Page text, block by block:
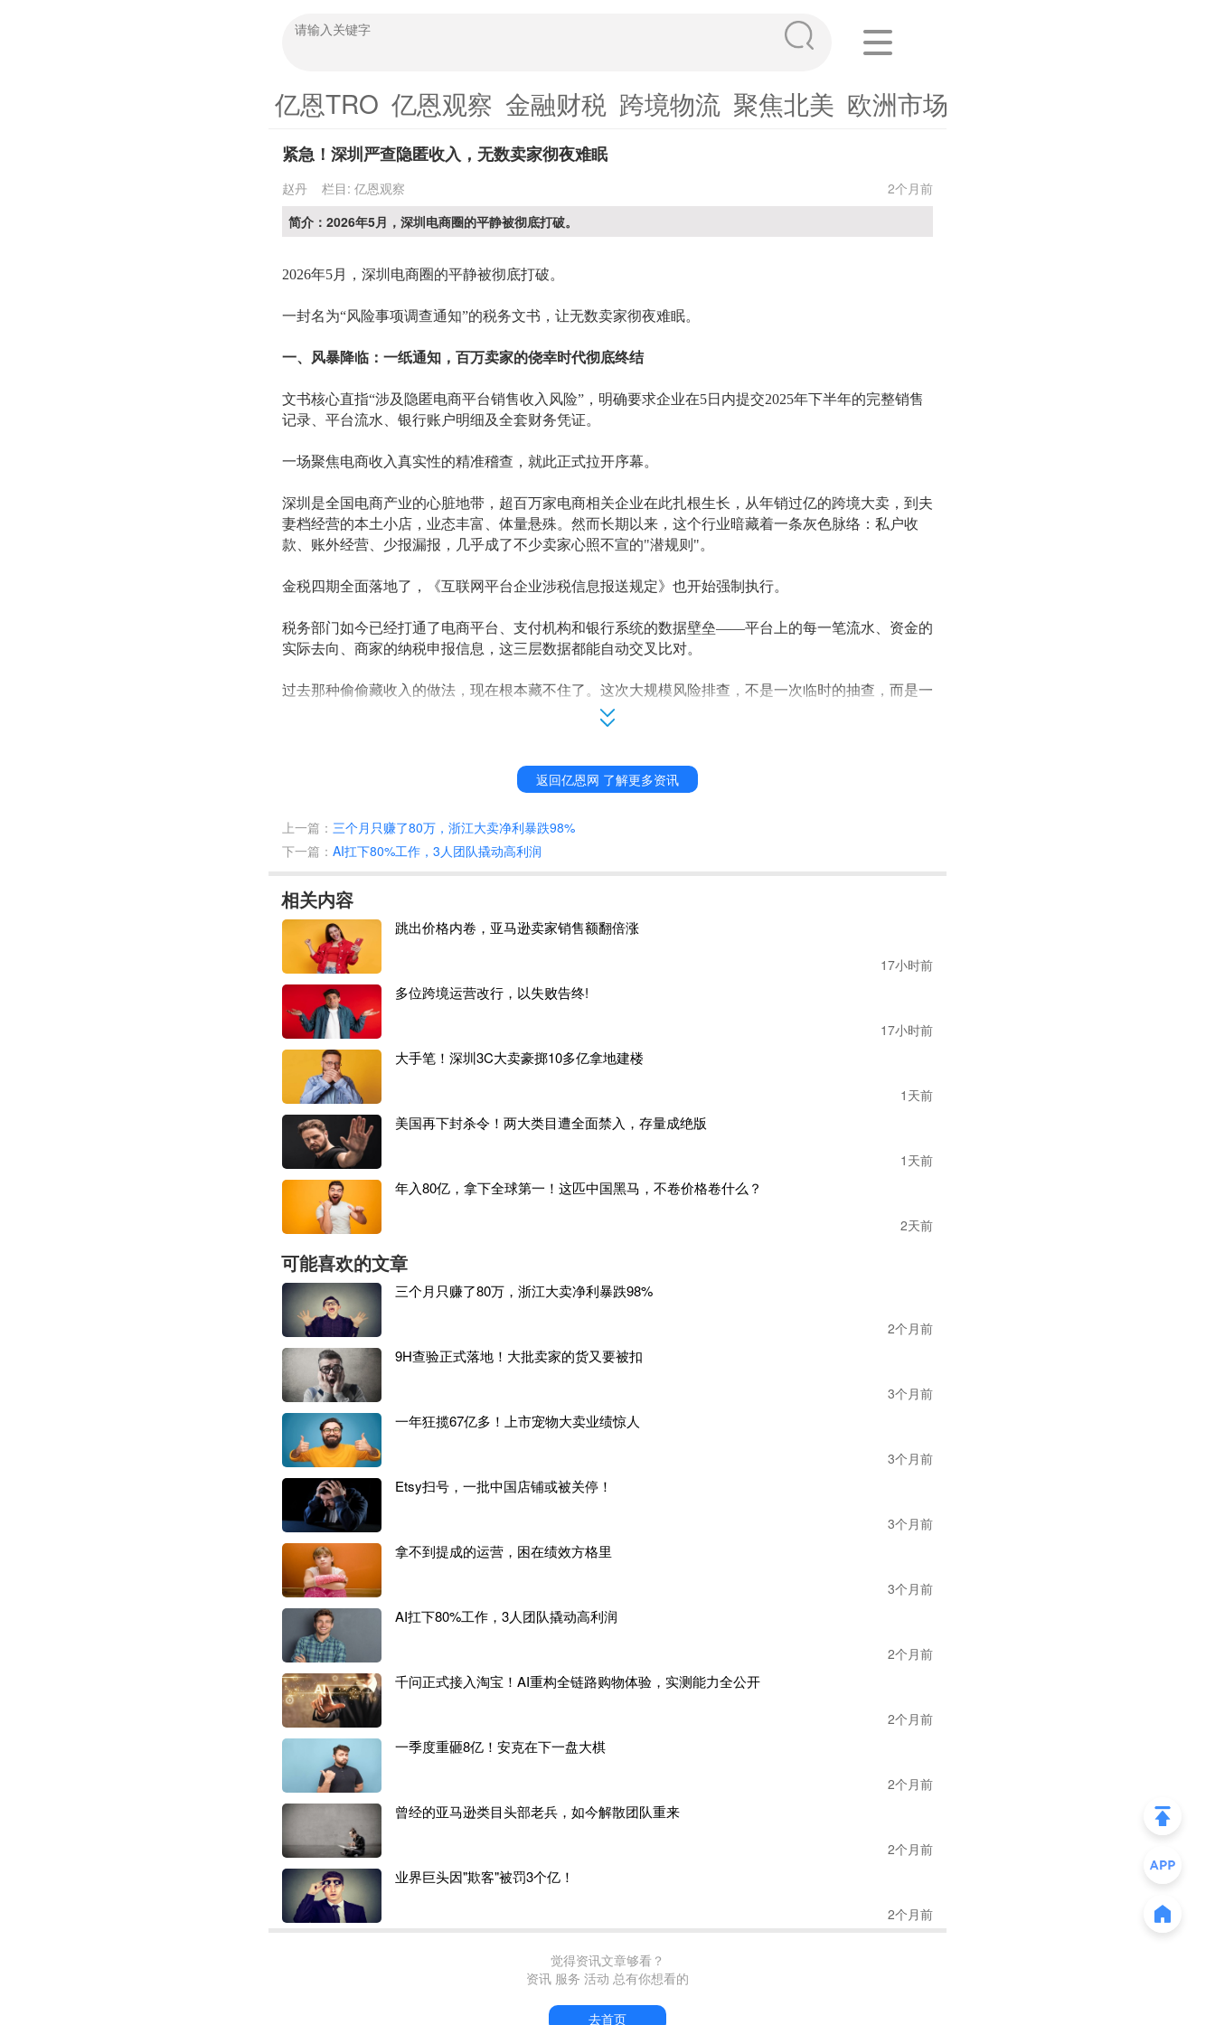
亿恩TRO 亿恩观察 金融财税 跨境物流 聚焦北美 欧洲市场
紧急！深圳严查隐匿收入，无数卖家彻夜难眠
赵丹 栏目: 亿恩观察
2个月前
简介：2026年5月，深圳电商圈的平静被彻底打破。
2026年5月，深圳电商圈的平静被彻底打破。
一封名为“风险事项调查通知”的税务文书，让无数卖家彻夜难眠。
一、 风暴降临：一纸通知，百万卖家的侥幸时代彻底终结
文书核心直指“涉及隐匿电商平台销售收入风险”，明确要求企业在5日内提交2025年下半年的完整销售
记录、平台流水、银行账户明细及全套财务凭证。
一场聚焦电商收入真实性的精准稽查，就此正式拉开序幕。
深圳是全国电商产业的心脏地带，超百万家电商相关企业在此扎根生长，从年销过亿的跨境大卖，到夫
妻档经营的本土小店，业态丰富、体量悬殊。然而长期以来，这个行业暗藏着一条灰色脉络：私户收
款、账外经营、少报漏报，几乎成了不少卖家心照不宣的"潜规则"。
金税四期全面落地了，《互联网平台企业涉税信息报送规定》也开始强制执行。
税务部门如今已经打通了电商平台、支付机构和银行系统的数据壁垒——平台上的每一笔流水、资金的
实际去向、商家的纳税申报信息，这三层数据都能自动交叉比对。
过去那种偷偷藏收入的做法，现在根本藏不住了。这次大规模风险排查，不是一次临时的抽查，而是一
“野蛮生长”走向“合规经营”。
对每一位卖家来说，这不是选择题，而是一场必须面对的财税大考。
99%合规也救不了那1%的漏洞
在跨境电商圈十年的林总，主营3C数码配件，旗下店铺聚焦键盘、鼠标等电脑外设，通过亚马逊、速
家。此次收到风险事项调查通知，林总坦言早有心理准备，却仍被核查的严格程度超出预期，而他的经
历，也折射出3C跨境大卖普遍存在的合规漏洞。
和很多3C跨境卖家一样，林总此前长期采用“私户收款+账外经营”的模式，为了规避税负，要求海外客
户将部分货款直接转入法人、财务人员及亲属的私人账户，这部分收入从未纳入对公账簿，也未进行纳
税申报。
“过去觉得3C品类跨境交易复杂，海外回款流程繁琐，私户收款隐蔽性强，加上同行大多这么操作，就
心存侥幸。”林总表示，直到2026年初，深圳一家同行因隐匿1.2亿元销售收入被追缴税费加罚款合计28
18.56万元，相关负责人还被移送公安机关，才让他意识到风险的严重性，开始逐步规范账务，但仍有
部分历史遗留问题未能彻底整改。
此次税务核查中，税务部门要求林总提交
个人银行流水等十余项材料，通过数据比对发现，其平台实际销售额超6000万元，而申报收入仅3200万
元，差额近3000万元，均为私户收款形成的隐匿收入。
更棘手的是，部分私户收款对应的销售台账、物流记录留存不完整，无法完整佐证交易真实性，给核查
工作增加了难度。目前，林总已委托专业财税机构全面自查，主动补报隐匿收入，初步测算需补缴增值
税、企业所得税及滞纳金超
“十年辛苦经营，差点毁于一时侥幸，”林总感慨，此次调查让他彻底认清，金税四期下，跨境大卖的任
何灰色操作都无所遁形，未来将彻底摒弃私户收款模式，规范资金流向和财务核算，守住合规底线。
做服装类目的跨境卖家小陈，情况则完全不同。
她在坂田运营着一个20人的小团队，主营女装独立站和SHEIN供应链供货，2025年全年销售额约1200万
元。小陈的问题不在于私户收款，而在于刷单。
为了在独立站冲排名和获取平台流量扶持，她在2025年下半年安排了大约80万元的刷单支出，这些交易
全部走了平台正规通道，平台也如实向税务机关报送了数据。但她在申报时，把这80万当成"非真实销
售"做了剔除。
通知到来后，她才意识到问题的严重性 ——税务机关要求她提供刷单的完整佐证材料，包括刷单合同、
物流底单、资金回流记录等。小陈坦言，刷单在服装行业几乎是公开的秘密，但大家心照不宣的默契
是"平台不深究、税务不知情"。
如今这层窗户纸被捅破，她陷入了两难：如果如实提供刷单证据，等于自证违规，平台可能同步处罚封
店；如果拿不出证据，
她最终决定主动向税务机关提交刷单说明，同时委托律师评估平台封店的连带风险。小陈说了一句让很
多卖家共鸣的话：以前觉得刷单是行业惯例，现在才明白，在数据全透明的时代，惯例不等于合法，默
许不等于安全。
卖家刘伟，做的是家居百货类目，经营一家年销约
300万元的亚马逊店铺。他的情况最特殊——他其实
一直在合规经营，公司注册、对公收款、正常申报，账面上挑不出毛病。但他依然收到了"风险事项调
原因是税务系统在数据比对中发现，他的公司银行流水与申报收入存在约
好对应着他通过PayPal和第三方收款工具提现的一笔跨境货款。
率和手续费原因，到账金额与退款金额不一致，多出来的部分被他当作"汇差"放在了个人账户里，既没
入账也没申报。金额不大，但性质明确——属于未申报收入。
刘伟说他收到通知时第一反应是哭笑不得，自己明明是最规矩的那批卖家，却因为一笔
返回亿恩网 了解更多资讯
上一篇： 三个月只赚了80万，浙江大卖净利暴跌98%
下一篇： AI扛下80%工作，3人团队撬动高利润
相关内容
跳出价格内卷，亚马逊卖家销售额翻倍涨
17小时前
多位跨境运营改行，以失败告终!
17小时前
大手笔！深圳3C大卖豪掷10多亿拿地建楼
1天前
美国再下封杀令！两大类目遭全面禁入，存量成绝版
1天前
年入80亿，拿下全球第一！这匹中国黑马，不卷价格卷什么？
2天前
可能喜欢的文章
三个月只赚了80万，浙江大卖净利暴跌98%
2个月前
9H查验正式落地！大批卖家的货又要被扣
3个月前
一年狂揽67亿多！上市宠物大卖业绩惊人
3个月前
Etsy扫号，一批中国店铺或被关停！
3个月前
拿不到提成的运营，困在绩效方格里
3个月前
AI扛下80%工作，3人团队撬动高利润
2个月前
千问正式接入淘宝！AI重构全链路购物体验，实测能力全公开
2个月前
一季度重砸8亿！安克在下一盘大棋
2个月前
曾经的亚马逊类目头部老兵，如今解散团队重来
2个月前
业界巨头因"欺客"被罚3个亿！
2个月前
觉得资讯文章够看？
资讯 服务 活动 总有你想看的
去首页